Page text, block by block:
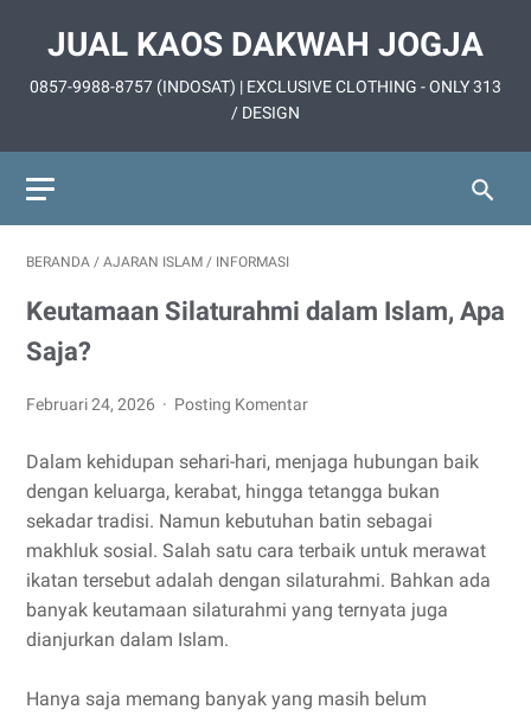
JUAL KAOS DAKWAH JOGJA
0857-9988-8757 (INDOSAT) | EXCLUSIVE CLOTHING - ONLY 313
/ DESIGN
BERANDA / AJARAN ISLAM / INFORMASI
Keutamaan Silaturahmi dalam Islam, Apa
Saja?
Februari 24, 2026 Posting Komentar
Dalam kehidupan sehari-hari, menjaga hubungan baik
dengan keluarga, kerabat, hingga tetangga bukan
sekadar tradisi. Namun kebutuhan batin sebagai
makhluk sosial. Salah satu cara terbaik untuk merawat
ikatan tersebut adalah dengan silaturahmi. Bahkan ada
banyak keutamaan silaturahmi yang ternyata juga
dianjurkan dalam Islam.
Hanya saja memang banyak yang masih belum